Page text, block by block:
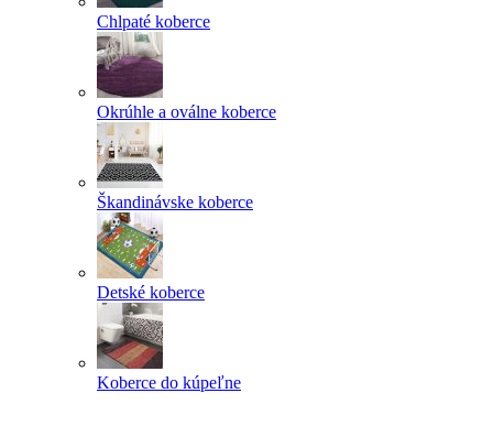
Chlpaté koberce
Okrúhle a oválne koberce
Škandinávske koberce
Detské koberce
Koberce do kúpeľne